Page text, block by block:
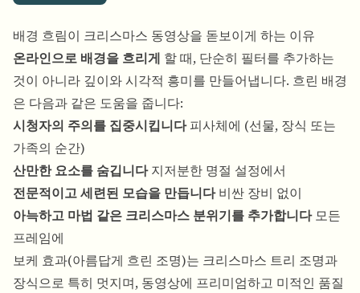
배경 흐림이 크리스마스 동영상을 돋보이게 하는 이유
온라인으로 배경을 흐리게 할 때, 단순히 필터를 추가하는
것이 아니라 깊이와 시각적 흥미를 만들어냅니다. 흐린 배경
은 다음과 같은 도움을 줍니다:
시청자의 주의를 집중시킵니다피사체에 (선물, 장식 또는
가족의 순간)
산만한 요소를 숨깁니다지저분한 명절 설정에서
전문적이고 세련된 모습을 만듭니다비싼 장비 없이
아늑하고 마법 같은 크리스마스 분위기를 추가합니다모든
프레임에
보케 효과(아름답게 흐린 조명)는 크리스마스 트리 조명과
장식으로 특히 멋지며, 동영상에 프리미엄하고 미적인 품질